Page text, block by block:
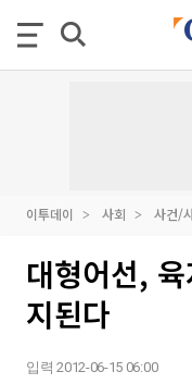
이투데이 사회 사건/
대형어선,
지된다
입력 2012-06-15 06:00